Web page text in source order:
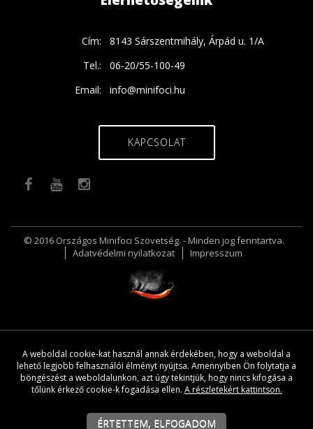
Cím:
8143 Sárszentmihály, Árpád u. 1/A
Tel.:
06-20/55-100-49
Email:
info@minifoci.hu
KAPCSOLAT
© 2016 Országos Minifoci Szövetség. - Minden jog fenntartva.
Adatvédelmi nyilatkozat
Impresszum
A weboldal cookie-kat használ annak érdekében, hogy a weboldal a
lehető legjobb felhasználói élményt nyújtsa. Amennyiben Ön folytatja a
böngészést a weboldalunkon, azt úgy tekintjük, hogy nincs kifogása a
tőlünk érkező cookie-k fogadása ellen. A részletekért kattintson.
ÉRTETTEM, ELFOGADOM